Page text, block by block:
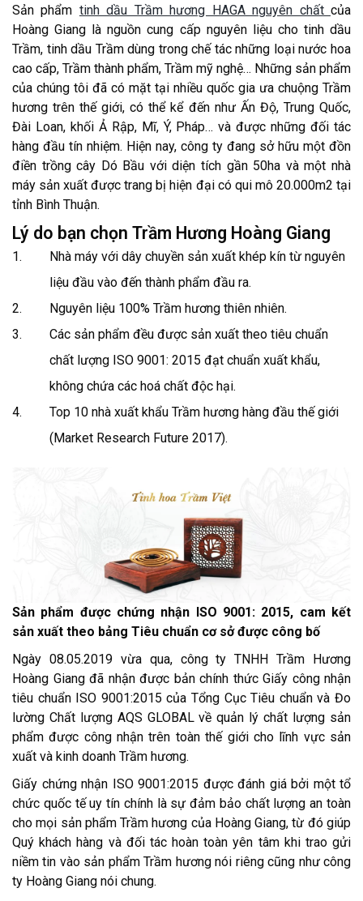
Sản phẩm tinh dầu Trầm hương HAGA nguyên chấtcủa
Hoàng Giang là nguồn cung cấp nguyên liệu cho tinh dầu
Trầm, tinh dầu Trầm dùng trong chế tác những loại nước hoa
cao cấp, Trầm thành phẩm, Trầm mỹ nghệ… Những sản phẩm
của chúng tôi đã có mặt tại nhiều quốc gia ưa chuộng Trầm
hương trên thế giới, có thể kể đến như Ấn Độ, Trung Quốc,
Đài Loan, khối Ả Rập, Mĩ, Ý, Pháp… và được những đối tác
hàng đầu tín nhiệm. Hiện nay, công ty đang sở hữu một đồn
điền trồng cây Dó Bầu với diện tích gần 50ha và một nhà
máy sản xuất được trang bị hiện đại có qui mô 20.000m2 tại
tỉnh Bình Thuận.
Lý do bạn chọn Trầm Hương Hoàng Giang
Nhà máy với dây chuyền sản xuất khép kín từ nguyên
liệu đầu vào đến thành phẩm đầu ra.
Nguyên liệu 100% Trầm hương thiên nhiên.
Các sản phẩm đều được sản xuất theo tiêu chuẩn
chất lượng ISO 9001: 2015 đạt chuẩn xuất khẩu,
không chứa các hoá chất độc hại.
Top 10 nhà xuất khẩu Trầm hương hàng đầu thế giới
(Market Research Future 2017).
Sản phẩm được chứng nhận ISO 9001: 2015, cam kết
sản xuất theo bảng Tiêu chuẩn cơ sở được công bố
Ngày 08.05.2019 vừa qua, công ty TNHH Trầm Hương
Hoàng Giang đã nhận được bản chính thức Giấy công nhận
tiêu chuẩn ISO 9001:2015 của Tổng Cục Tiêu chuẩn và Đo
lường Chất lượng AQS GLOBAL về quản lý chất lượng sản
phẩm được công nhận trên toàn thế giới cho lĩnh vực sản
xuất và kinh doanh Trầm hương.
Giấy chứng nhận ISO 9001:2015 được đánh giá bởi một tổ
chức quốc tế uy tín chính là sự đảm bảo chất lượng an toàn
cho mọi sản phẩm Trầm hương của Hoàng Giang, từ đó giúp
Quý khách hàng và đối tác hoàn toàn yên tâm khi trao gửi
niềm tin vào sản phẩm Trầm hương nói riêng cũng như công
ty Hoàng Giang nói chung.